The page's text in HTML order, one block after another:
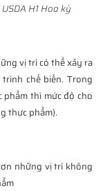
H1 Hoa kỳ
vị trí có thể xảy ra
chế biến. Trong
thì mức độ cho
thực phẩm).
những vị trí không